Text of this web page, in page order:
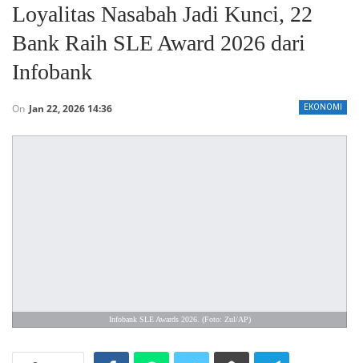
Loyalitas Nasabah Jadi Kunci, 22
Bank Raih SLE Award 2026 dari
Infobank
EKONOMI
On Jan 22, 2026 14:36
Infobank SLE Awards 2026. (Foto: Zul/AP)